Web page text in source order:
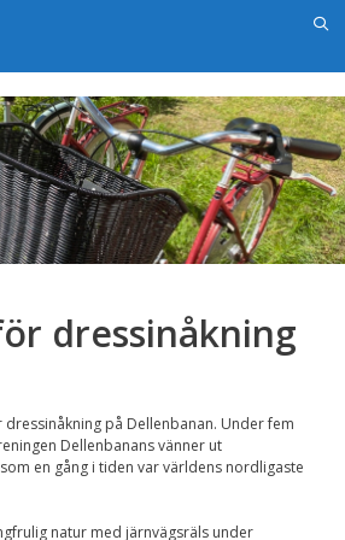
dressinåkning
på Dellenbanan. Under fem
Dellenbanans vänner ut
en gång i tiden var världens nordligaste
natur med järnvägsräls under
×